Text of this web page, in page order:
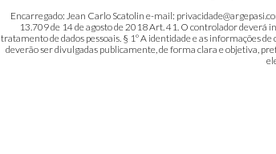
Encarregado: Jean Carlo Scatolin e-mail:
13.709 de 14 de agosto de 2018 Art. 41. O controlador deverá
tratamento de dados pessoais. § 1º A identidade e as informações
deverão ser divulgadas publicamente, de forma clara e objetiva,